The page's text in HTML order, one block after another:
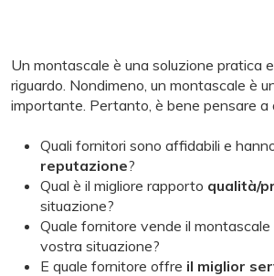
Un montascale è una soluzione pratica
riguardo. Nondimeno, un montascale è
importante. Pertanto, è bene pensare a
Quali fornitori sono affidabili e
reputazione?
Qual è il migliore rapporto qualità/
situazione?
Quale fornitore vende il montascale
vostra situazione?
E quale fornitore offre il miglior